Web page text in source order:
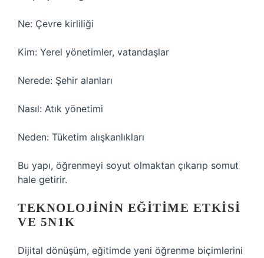
Ne: Çevre kirliliği
Kim: Yerel yönetimler, vatandaşlar
Nerede: Şehir alanları
Nasıl: Atık yönetimi
Neden: Tüketim alışkanlıkları
Bu yapı, öğrenmeyi soyut olmaktan çıkarıp somut
hale getirir.
TEKNOLOJININ EĞITIME ETKISI
VE 5N1K
Dijital dönüşüm, eğitimde yeni öğrenme biçimlerini